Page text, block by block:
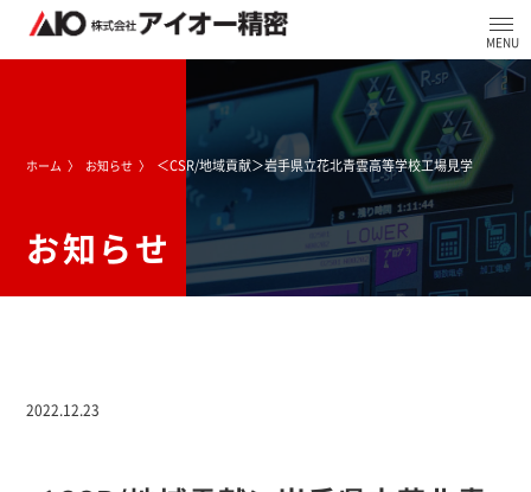
ホーム お知らせ ＜CSR/地域貢献＞岩手県立花北青雲高等学校工場見学
お知らせ
2022.12.23